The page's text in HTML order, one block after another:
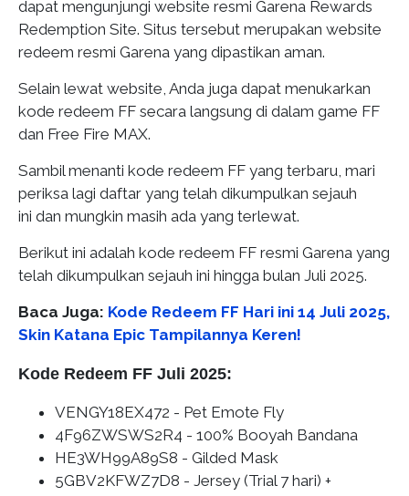
dapat mengunjungi website resmi Garena Rewards
Redemption Site. Situs tersebut merupakan website
redeem resmi Garena yang dipastikan aman.
Selain lewat website, Anda juga dapat menukarkan
kode redeem FF secara langsung di dalam game FF
dan Free Fire MAX.
Sambil menanti kode redeem FF yang terbaru, mari
periksa lagi daftar yang telah dikumpulkan sejauh
ini dan mungkin masih ada yang terlewat.
Berikut ini adalah kode redeem FF resmi Garena yang
telah dikumpulkan sejauh ini hingga bulan Juli 2025.
Baca Juga: Kode Redeem FF Hari ini 14 Juli 2025,
Skin Katana Epic Tampilannya Keren!
Kode Redeem FF Juli 2025:
VENGY18EX472 - Pet Emote Fly
4F96ZWSWS2R4 - 100% Booyah Bandana
HE3WH99A89S8 - Gilded Mask
5GBV2KFWZ7D8 - Jersey (Trial 7 hari) +